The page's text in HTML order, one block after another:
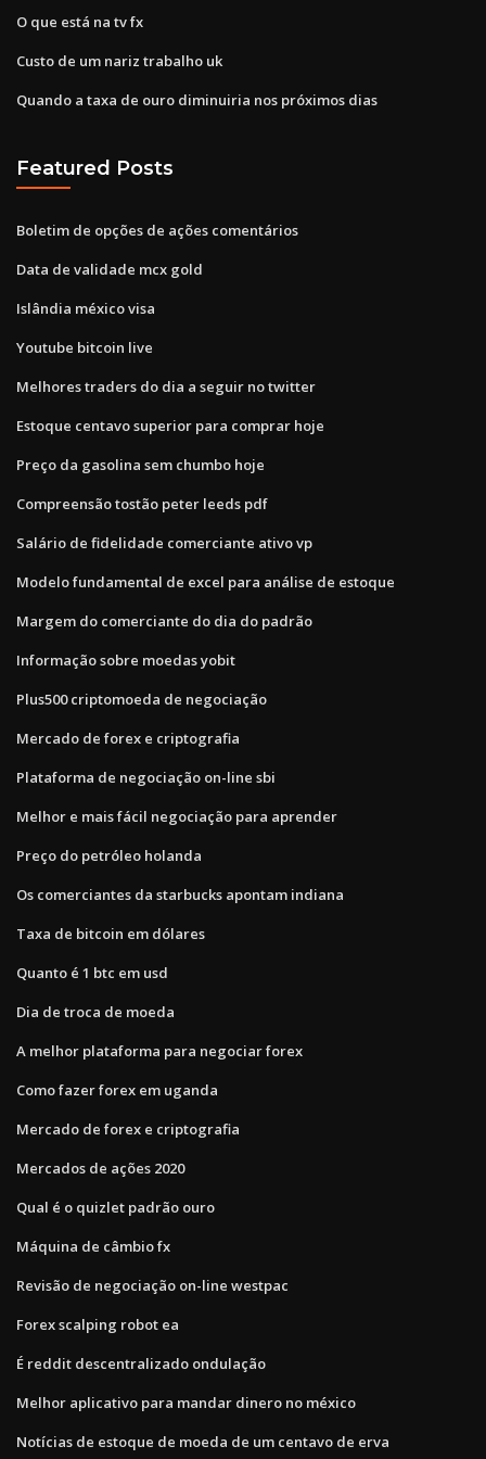
O que está na tv fx
Custo de um nariz trabalho uk
Quando a taxa de ouro diminuiria nos próximos dias
Featured Posts
Boletim de opções de ações comentários
Data de validade mcx gold
Islândia méxico visa
Youtube bitcoin live
Melhores traders do dia a seguir no twitter
Estoque centavo superior para comprar hoje
Preço da gasolina sem chumbo hoje
Compreensão tostão peter leeds pdf
Salário de fidelidade comerciante ativo vp
Modelo fundamental de excel para análise de estoque
Margem do comerciante do dia do padrão
Informação sobre moedas yobit
Plus500 criptomoeda de negociação
Mercado de forex e criptografia
Plataforma de negociação on-line sbi
Melhor e mais fácil negociação para aprender
Preço do petróleo holanda
Os comerciantes da starbucks apontam indiana
Taxa de bitcoin em dólares
Quanto é 1 btc em usd
Dia de troca de moeda
A melhor plataforma para negociar forex
Como fazer forex em uganda
Mercado de forex e criptografia
Mercados de ações 2020
Qual é o quizlet padrão ouro
Máquina de câmbio fx
Revisão de negociação on-line westpac
Forex scalping robot ea
É reddit descentralizado ondulação
Melhor aplicativo para mandar dinero no méxico
Notícias de estoque de moeda de um centavo de erva